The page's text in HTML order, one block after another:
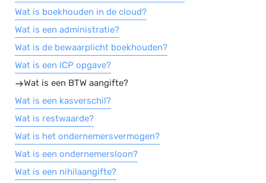
Wat is boekhouden in de cloud?
Wat is een administratie?
Wat is de bewaarplicht boekhouden?
Wat is een ICP opgave?
Wat is een BTW aangifte?
Wat is een kasverschil?
Wat is restwaarde?
Wat is het ondernemersvermogen?
Wat is een ondernemersloon?
Wat is een nihilaangifte?